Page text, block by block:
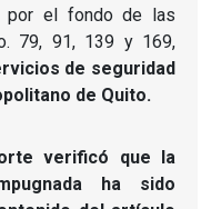
por el fondo de las
79, 91, 139 y 169,
de seguridad
de Quito.
verificó que la
ha sido